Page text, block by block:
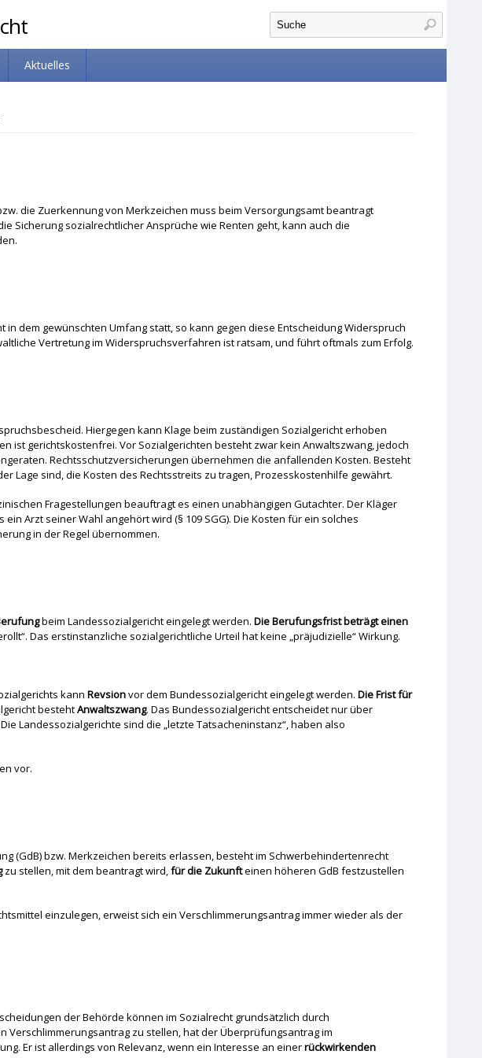
Suchformular
Suche
Aktuelles
die Zuerkennung von Merkzeichen muss beim Versorgungsamt beantragt
Sicherung sozialrechtlicher Ansprüche wie Renten geht, kann auch die
dem gewünschten Umfang statt, so kann gegen diese Entscheidung Widerspruch
Vertretung im Widerspruchsverfahren ist ratsam, und führt oftmals zum Erfolg.
Hiergegen kann Klage beim zuständigen Sozialgericht erhoben
ist gerichtskostenfrei. Vor Sozialgerichten besteht zwar kein Anwaltszwang, jedoch
Rechtsschutzversicherungen übernehmen die anfallenden Kosten. Besteht
Lage sind, die Kosten des Rechtsstreits zu tragen, Prozesskostenhilfe gewährt.
Fragestellungen beauftragt es einen unabhängigen Gutachter. Der Kläger
Arzt seiner Wahl angehört wird (§ 109 SGG). Die Kosten für ein solches
in der Regel übernommen.
beim Landessozialgericht eingelegt werden. Die Berufungsfrist beträgt einen
Das erstinstanzliche sozialgerichtliche Urteil hat keine „präjudizielle“ Wirkung.
kann Revsionvor dem Bundessozialgericht eingelegt werden. Die Frist für
bestehtAnwaltszwang. Das Bundessozialgericht entscheidet nur über
Landessozialgerichte sind die „letzte Tatsacheninstanz“, haben also
vor.
(GdB) bzw. Merkzeichen bereits erlassen, besteht im Schwerbehindertenrecht
zu stellen, mit dem beantragt wird,für die Zukunfteinen höheren GdB festzustellen
einzulegen, erweist sich ein Verschlimmerungsantrag immer wieder als der
der Behörde können im Sozialrecht grundsätzlich durch
Verschlimmerungsantrag zu stellen, hat der Überprüfungsantrag im
Er ist allerdings von Relevanz, wenn ein Interesse an einerrückwirkenden